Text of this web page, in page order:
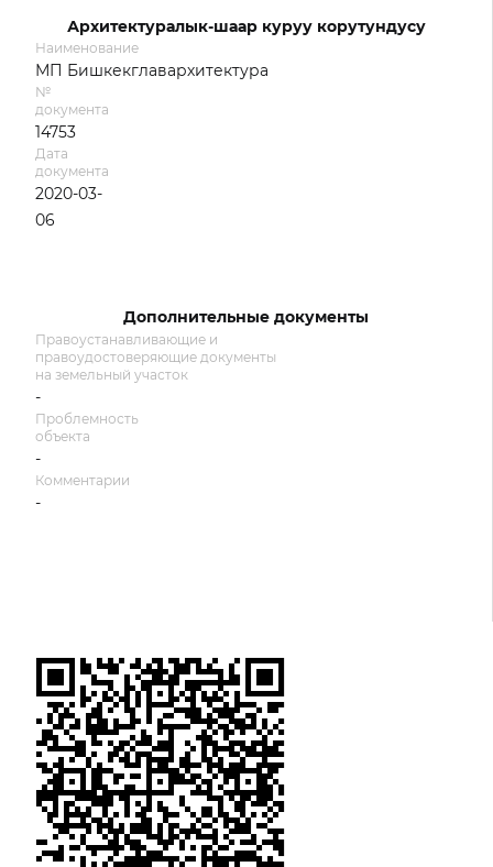
Архитектуралык-шаар куруу корутундусу
Наименование
МП Бишкекглавархитектура
№
документа
14753
Дата
документа
2020-03-
06
Дополнительные документы
Правоустанавливающие и
правоудостоверяющие документы
на земельный участок
-
Проблемность
объекта
-
Комментарии
-